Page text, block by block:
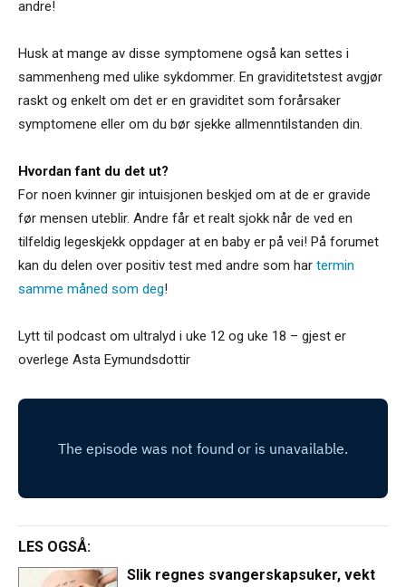
andre!
Husk at mange av disse symptomene også kan settes i
sammenheng med ulike sykdommer. En graviditetstest avgjør
raskt og enkelt om det er en graviditet som forårsaker
symptomene eller om du bør sjekke allmenntilstanden din.
Hvordan fant du det ut?
For noen kvinner gir intuisjonen beskjed om at de er gravide
før mensen uteblir. Andre får et realt sjokk når de ved en
tilfeldig legeskjekk oppdager at en baby er på vei! På forumet
kan du delen over positiv test med andre som har termin
samme måned som deg!
Lytt til podcast om ultralyd i uke 12 og uke 18 – gjest er
overlege Asta Eymundsdottir
LES OGSÅ:
Slik regnes svangerskapsuker, vekt